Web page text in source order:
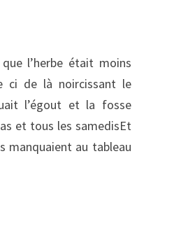
l’herbe était moins
ci de là noircissant le
l’égout et la fosse
et tous les samedisEt
manquaient au tableau